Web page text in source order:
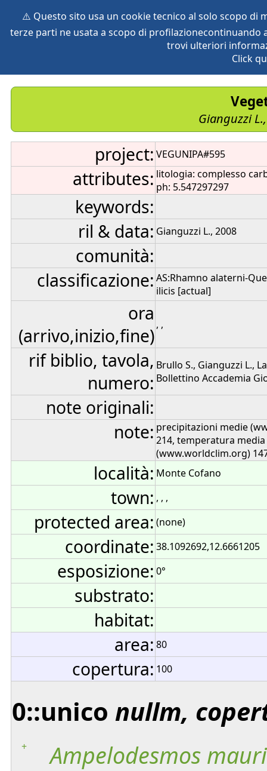
⚠️ Questo sito usa un cookie tecnico al solo scopo di
terze parti ne usata a scopo di
trovi ulteriori
Click
vegetation global db
Gianguzzi
project: VEGUNIPA#595
attributes: litologia: complesso
ph: 5.547297297
keywords:
ril & data: Gianguzzi L., 2008
comunità:
classificazione: AS:Rhamno alaterni-
ilicis [actual]
ora
(arrivo,inizio,fine), ,
rif biblio, tavola,
numero:
Brullo S., Gianguzzi L.,
Bollettino Accademia
note originali:
note: precipitazioni medie
214, temperatura
(www.worldclim.org)
località: Monte Cofano
town: , , ,
protected area: (none)
coordinate: 38.1092692,12.6661205
esposizione: 0°
substrato:
habitat:
area: 80
copertura: 100
0::unico nullm,
+ Ampelodesmos